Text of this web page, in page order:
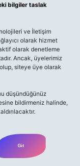
bilgiler taslak
ve İletişim
olarak hizmet
olarak denetleme
Ancak, üyelerimiz
siteye üye olarak
düşündüğünüz
bildirmeniz halinde,